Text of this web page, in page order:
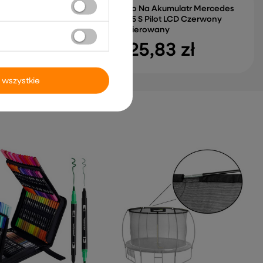
Auto Na Akumulatr Mercedes
SL65 S Pilot LCD Czerwony
Lakierowany
925,83 zł